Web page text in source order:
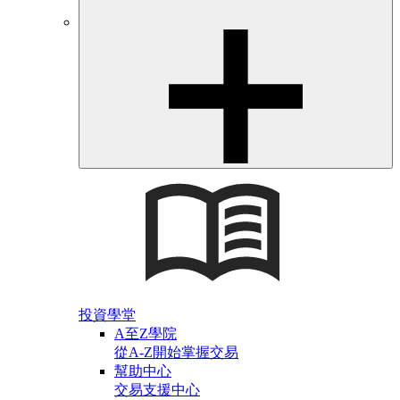
投資學堂
A至Z學院
從A-Z開始掌握交易
幫助中心
交易支援中心